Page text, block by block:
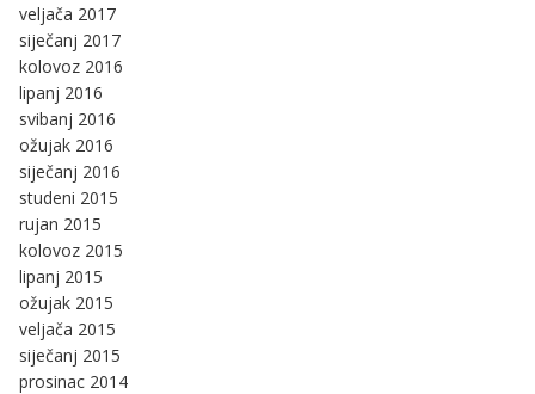
veljača 2017
siječanj 2017
kolovoz 2016
lipanj 2016
svibanj 2016
ožujak 2016
siječanj 2016
studeni 2015
rujan 2015
kolovoz 2015
lipanj 2015
ožujak 2015
veljača 2015
siječanj 2015
prosinac 2014